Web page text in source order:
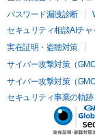
パスワード漏洩診断
セキュリティ相談AIチャ
実在証明・盗聴対策
サイバー攻撃対策（
サイバー攻撃対策（GMO
セキュリティ事業の軌跡